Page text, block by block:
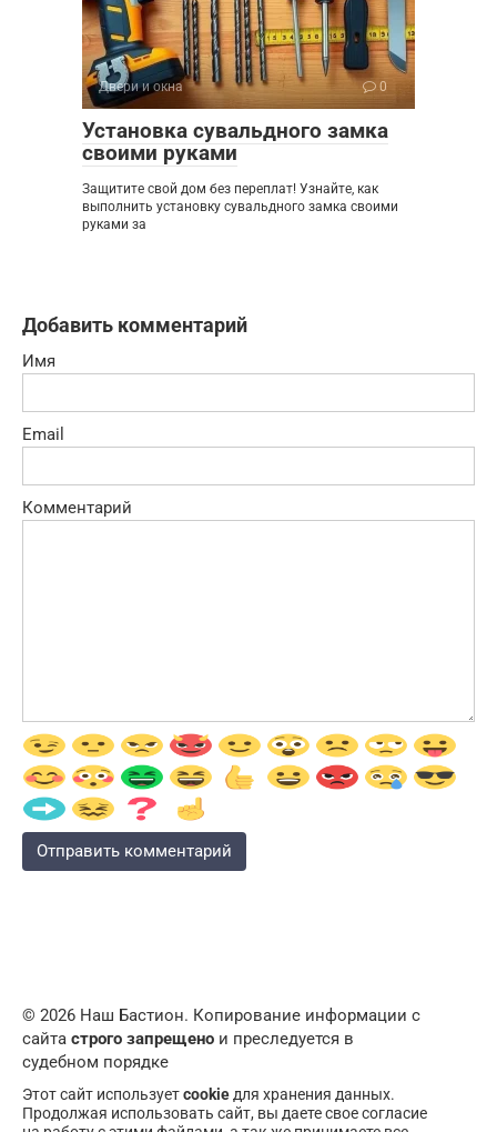
Двери и окна 0
Установка сувальдного замка
своими руками
Защитите свой дом без переплат! Узнайте, как
выполнить установку сувальдного замка своими
руками за
Добавить комментарий
Имя
Email
Комментарий
© 2026 Наш Бастион. Копирование информации с
сайта строго запрещено и преследуется в
судебном порядке
Этот сайт используетcookie для хранения данных.
Продолжая использовать сайт, вы даете свое согласие